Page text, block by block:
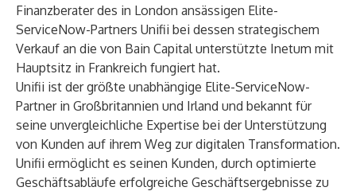
Finanzberater des in London ansässigen Elite-
ServiceNow-Partners Unifii bei dessen strategischem
Verkauf an die von Bain Capital unterstützte Inetum mit
Hauptsitz in Frankreich fungiert hat.
Unifii ist der größte unabhängige Elite-ServiceNow-
Partner in Großbritannien und Irland und bekannt für
seine unvergleichliche Expertise bei der Unterstützung
von Kunden auf ihrem Weg zur digitalen Transformation.
Unifii ermöglicht es seinen Kunden, durch optimierte
Geschäftsabläufe erfolgreiche Geschäftsergebnisse zu